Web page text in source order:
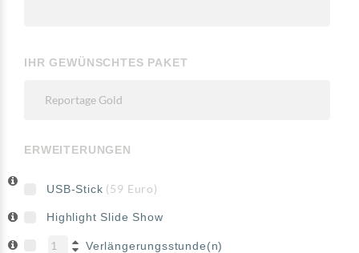
IHR GEWÜNSCHTES PAKET
ERWEITERUNGEN
USB-Stick (59 Euro)
Highlight Slide Show
Verlängerungsstunde(n)